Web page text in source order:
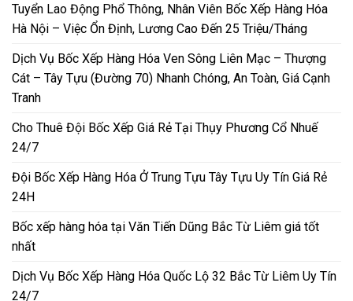
Tuyển Lao Động Phổ Thông, Nhân Viên Bốc Xếp Hàng Hóa
Hà Nội – Việc Ổn Định, Lương Cao Đến 25 Triệu/Tháng
Dịch Vụ Bốc Xếp Hàng Hóa Ven Sông Liên Mạc – Thượng
Cát – Tây Tựu (Đường 70) Nhanh Chóng, An Toàn, Giá Cạnh
Tranh
Cho Thuê Đội Bốc Xếp Giá Rẻ Tại Thụy Phương Cổ Nhuế
24/7
Đội Bốc Xếp Hàng Hóa Ở Trung Tựu Tây Tựu Uy Tín Giá Rẻ
24H
Bốc xếp hàng hóa tại Văn Tiến Dũng Bắc Từ Liêm giá tốt
nhất
Dịch Vụ Bốc Xếp Hàng Hóa Quốc Lộ 32 Bắc Từ Liêm Uy Tín
24/7